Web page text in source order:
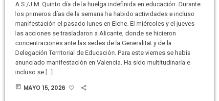
A.S./J.M. Quinto día de la huelga indefinida en educación. Durante
los primeros días de la semana ha habido actividades e incluso
manifestación el pasado lunes en Elche. El miércoles y el jueves
las acciones se trasladaron a Alicante, donde se hicieron
concentraciones ante las sedes de la Generalitat y de la
Delegación Territorial de Educación. Para este viernes se había
anunciado manifestación en Valencia. Ha sido multitudinaria e
incluso se […]
today MAYO 15, 2026